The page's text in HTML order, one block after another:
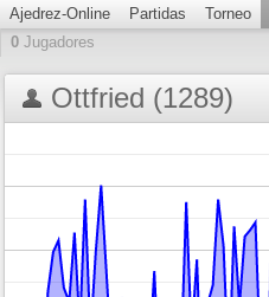
Ajedrez-Online Partidas Torneo
0 Jugadores
Ottfried (1289)